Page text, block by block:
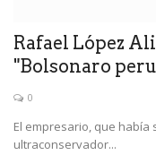
Rafael López
"Bolsonaro
0
El empresario, que había
ultraconservador...